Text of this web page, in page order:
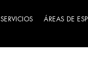
SERVICIOS ÁREAS DE